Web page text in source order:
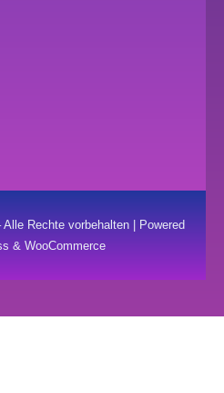
Rechte vorbehalten | Powered
& WooCommerce